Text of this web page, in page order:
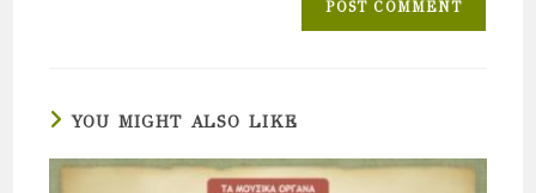
YOU MIGHT ALSO LIKE